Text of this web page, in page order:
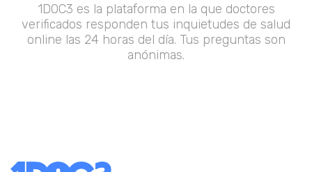
1DOC3 es la plataforma en la que doctores
verificados responden tus inquietudes de salud
online las 24 horas del día. Tus preguntas son
anónimas.